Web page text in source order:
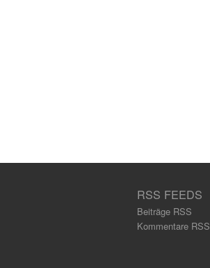
RSS FEEDS
Beiträge RSS
Kommentare RSS